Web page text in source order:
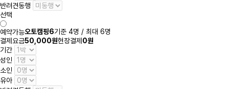
반려견동행
선택
예약가능오토캠핑6기준 4명 / 최대 6명
결제요금50,000원현장결제0원
기간
성인
소인
유아